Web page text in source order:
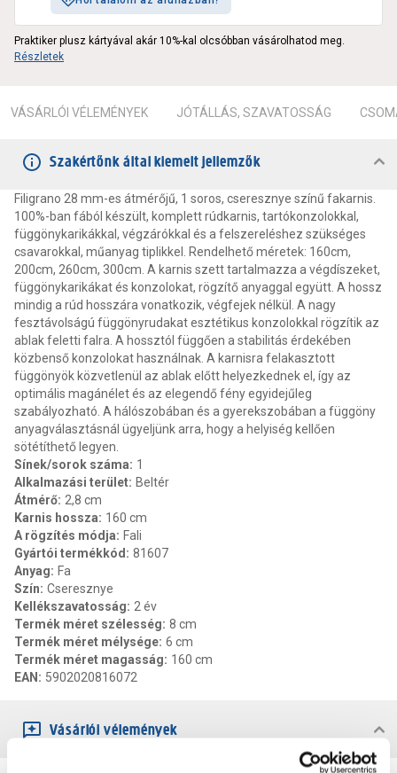
Praktiker plusz kártyával akár 10%-kal olcsóbban vásárolhatod meg.
Részletek
VÁSÁRLÓI VÉLEMÉNYEK JÓTÁLLÁS, SZAVATOSSÁG
Szakértőnk által kiemelt jellemzők
Filigrano 28 mm-es átmérőjű, 1 soros, cseresznye színű fakarnis.
100%-ban fából készült, komplett rúdkarnis, tartókonzolokkal,
függönykarikákkal, végzárókkal és a felszereléshez szükséges
csavarokkal, műanyag tiplikkel. Rendelhető méretek: 160cm,
200cm, 260cm, 300cm. A karnis szett tartalmazza a végdíszeket,
függönykarikákat és konzolokat, rögzítő anyaggal együtt. A hossz
mindig a rúd hosszára vonatkozik, végfejek nélkül. A nagy
fesztávolságú függönyrudakat esztétikus konzolokkal rögzítik az
ablak feletti falra. A hossztól függően a stabilitás érdekében
közbenső konzolokat használnak. A karnisra felakasztott
függönyök közvetlenül az ablak előtt helyezkednek el, így az
optimális magánélet és az elegendő fény egyidejűleg
szabályozható. A hálószobában és a gyerekszobában a függöny
anyagválasztásnál ügyeljünk arra, hogy a helyiség kellően
sötétíthető legyen.
Sínek/sorok száma: 1
Alkalmazási terület: Beltér
Átmérő: 2,8 cm
Karnis hossza: 160 cm
A rögzítés módja: Fali
Gyártói termékkód : 81607
Anyag: Fa
Szín: Cseresznye
Kellékszavatosság: 2 év
Termék méret szélesség: 8 cm
Termék méret mélysége: 6 cm
Termék méret magasság: 160 cm
EAN : 5902020816072
Vásárlói vélemények